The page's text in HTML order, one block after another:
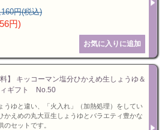
円(税込)
円)
料】 キッコーマン塩分ひかえめ生しょうゆ＆
ィギフト No.50
うゆと違い、「火入れ」（加熱処理）をしてい
かえめの丸大豆生しょうゆとバラエティ豊かな
のセットです。